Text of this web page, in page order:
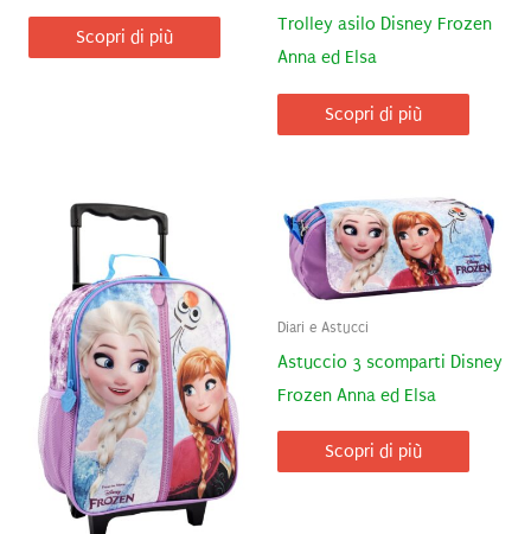
Scopri di più
Trolley asilo Disney Frozen
Anna ed Elsa
Scopri di più
Diari e Astucci
Astuccio 3 scomparti Disney
Frozen Anna ed Elsa
Scopri di più